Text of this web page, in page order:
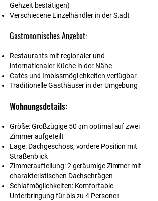
Gehzeit bestätigen)
Verschiedene Einzelhändler in der Stadt
Gastronomisches Angebot:
Restaurants mit regionaler und
internationaler Küche in der Nähe
Cafés und Imbissmöglichkeiten verfügbar
Traditionelle Gasthäuser in der Umgebung
Wohnungsdetails:
Größe:Großzügige 50 qm optimal auf zwei
Zimmer aufgeteilt
Lage: Dachgeschoss, vordere Position mit
Straßenblick
Zimmeraufteilung:2 geräumige Zimmer mit
charakteristischen Dachschrägen
Schlafmöglichkeiten: Komfortable
Unterbringung für bis zu 4 Personen